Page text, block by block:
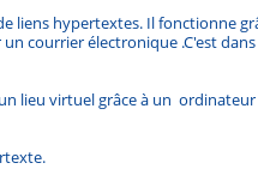
liens hypertextes. Il fonctionne
courrier électronique .C'est dans
lieu virtuel grâce à un ordinateur